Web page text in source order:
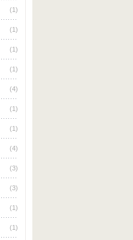
(1)
(1)
(1)
(1)
(4)
(1)
(1)
(4)
(3)
(3)
(1)
(1)